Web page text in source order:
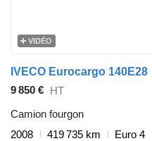
VIDÉO
IVECO Eurocargo 140E28
9 850 € HT
Camion fourgon
2008
419 735 km
Euro 4